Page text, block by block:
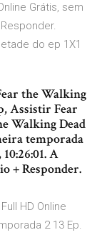
Grátis, sem
do ep 1X1
the Walking
Assistir Fear
Walking Dead
temporada
A
+ Responder.
HD Online
2 13 Ep.